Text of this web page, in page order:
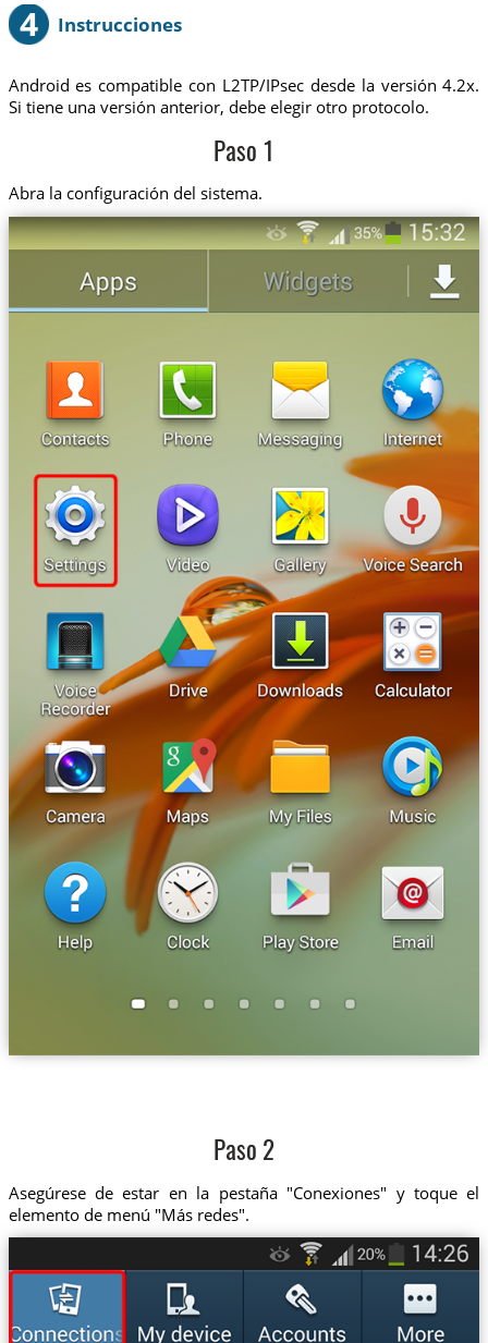
4 Instrucciones
Android es compatible con L2TP/IPsec desde la versión 4.2x.
Si tiene una versión anterior, debe elegir otro protocolo.
Paso 1
Abra la configuración del sistema.
Paso 2
Asegúrese de estar en la pestaña "Conexiones" y toque el
elemento de menú "Más redes".